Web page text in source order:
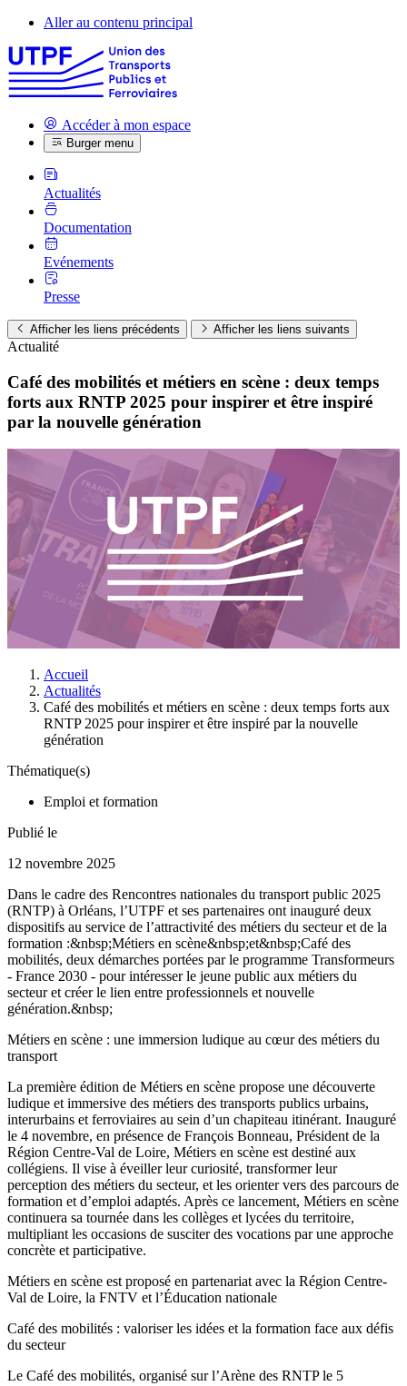
Aller au contenu principal
Accéder à mon espace
Burger menu
Actualités
Documentation
Evénements
Presse
Afficher les liens précédents Afficher les liens suivants
Actualité
Café des mobilités et métiers en scène : deux temps
forts aux RNTP 2025 pour inspirer et être inspiré
par la nouvelle génération
Accueil
Actualités
Café des mobilités et métiers en scène : deux temps forts aux
RNTP 2025 pour inspirer et être inspiré par la nouvelle
génération
Thématique(s)
Emploi et formation
Publié le
12 novembre 2025
Dans le cadre des Rencontres nationales du transport public 2025
(RNTP) à Orléans, l’UTPF et ses partenaires ont inauguré deux
dispositifs au service de l’attractivité des métiers du secteur et de la
formation :&nbsp;Métiers en scène&nbsp;et&nbsp;Café des
mobilités, deux démarches portées par le programme Transformeurs
- France 2030 - pour intéresser le jeune public aux métiers du
secteur et créer le lien entre professionnels et nouvelle
génération.&nbsp;
Métiers en scène : une immersion ludique au cœur des métiers du
transport
La première édition de Métiers en scène propose une découverte
ludique et immersive des métiers des transports publics urbains,
interurbains et ferroviaires au sein d’un chapiteau itinérant. Inauguré
le 4 novembre, en présence de François Bonneau, Président de la
Région Centre-Val de Loire, Métiers en scène est destiné aux
collégiens. Il vise à éveiller leur curiosité, transformer leur
perception des métiers du secteur, et les orienter vers des parcours de
formation et d’emploi adaptés. Après ce lancement, Métiers en scène
continuera sa tournée dans les collèges et lycées du territoire,
multipliant les occasions de susciter des vocations par une approche
concrète et participative.
Métiers en scène est proposé en partenariat avec la Région Centre-
Val de Loire, la FNTV et l’Éducation nationale
Café des mobilités : valoriser les idées et la formation face aux défis
du secteur
Le Café des mobilités, organisé sur l’Arène des RNTP le 5